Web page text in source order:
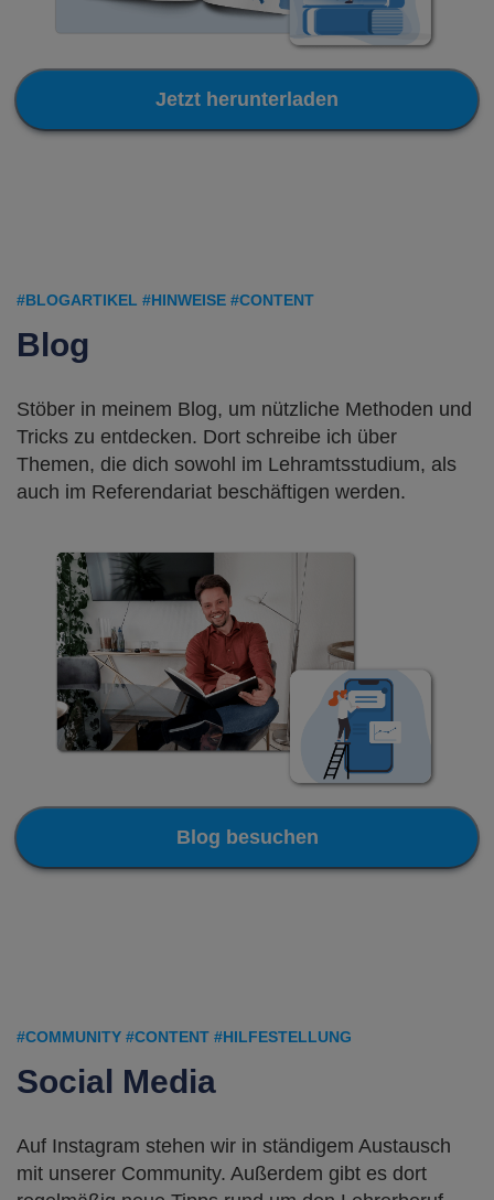
Jetzt herunterladen
#BLOGARTIKEL #HINWEISE #CONTENT
Blog
Stöber in meinem Blog, um nützliche Methoden und
Tricks zu entdecken. Dort schreibe ich über
Themen, die dich sowohl im Lehramtsstudium, als
auch im Referendariat beschäftigen werden.
Blog besuchen
#COMMUNITY #CONTENT #HILFESTELLUNG
Social Media
Auf Instagram stehen wir in ständigem Austausch
mit unserer Community. Außerdem gibt es dort